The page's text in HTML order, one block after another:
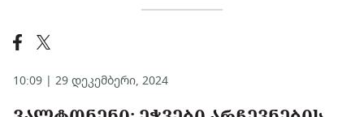
10:09 | 29 დეკემბერი, 2024